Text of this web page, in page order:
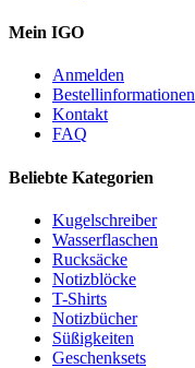
Mein IGO
Anmelden
Bestellinformationen
Kontakt
FAQ
Beliebte Kategorien
Kugelschreiber
Wasserflaschen
Rucksäcke
Notizblöcke
T-Shirts
Notizbücher
Süßigkeiten
Geschenksets